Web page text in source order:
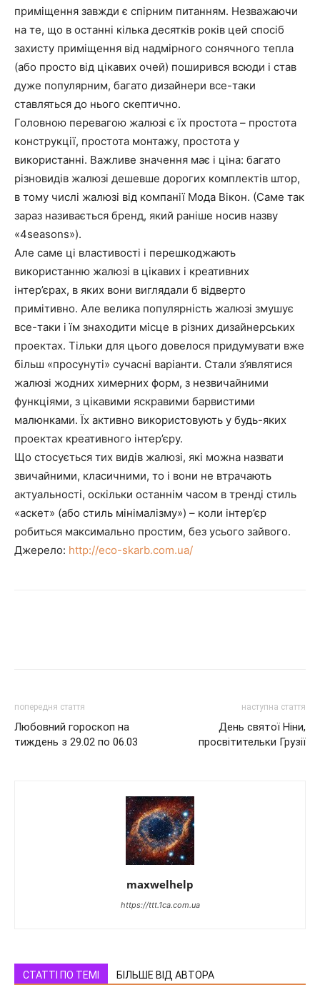
приміщення завжди є спірним питанням. Незважаючи
на те, що в останні кілька десятків років цей спосіб
захисту приміщення від надмірного сонячного тепла
(або просто від цікавих очей) поширився всюди і став
дуже популярним, багато дизайнери все-таки
ставляться до нього скептично.
Головною перевагою жалюзі є їх простота – простота
конструкції, простота монтажу, простота у
використанні. Важливе значення має і ціна: багато
різновидів жалюзі дешевше дорогих комплектів штор,
в тому числі жалюзі від компанії Мода Вікон. (Саме так
зараз називається бренд, який раніше носив назву
«4seasons»).
Але саме ці властивості і перешкоджають
використанню жалюзі в цікавих і креативних
інтер’єрах, в яких вони виглядали б відверто
примітивно. Але велика популярність жалюзі змушує
все-таки і їм знаходити місце в різних дизайнерських
проектах. Тільки для цього довелося придумувати вже
більш «просунуті» сучасні варіанти. Стали з’являтися
жалюзі жодних химерних форм, з незвичайними
функціями, з цікавими яскравими барвистими
малюнками. Їх активно використовують у будь-яких
проектах креативного інтер’єру.
Що стосується тих видів жалюзі, які можна назвати
звичайними, класичними, то і вони не втрачають
актуальності, оскільки останнім часом в тренді стиль
«аскет» (або стиль мінімалізму») – коли інтер’єр
робиться максимально простим, без усього зайвого.
Джерело: http://eco-skarb.com.ua/
попередня стаття
Любовний гороскоп на
тиждень з 29.02 по 06.03
наступна стаття
День святої Ніни,
просвітительки Грузії
maxwelhelp
https://ttt.1ca.com.ua
СТАТТІ ПО ТЕМІ БІЛЬШЕ ВІД АВТОРА